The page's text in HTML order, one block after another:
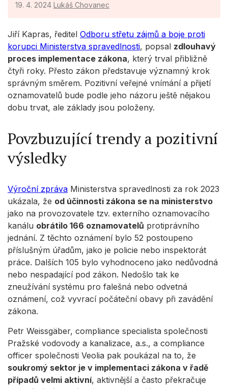
19. 4. 2024 Lukáš Chovanec
Jiří Kapras, ředitel Odboru střetu zájmů a boje proti
korupci Ministerstva spravedlnosti, popsal zdlouhavý
proces implementace zákona, který trval přibližně
čtyři roky. Přesto zákon představuje významný krok
správným směrem. Pozitivní veřejné vnímání a přijetí
oznamovatelů bude podle jeho názoru ještě nějakou
dobu trvat, ale základy jsou položeny.
Povzbuzující trendy a pozitivní
výsledky
Výroční zpráva Ministerstva spravedlnosti za rok 2023
ukázala, že od účinnosti zákona se na ministerstvo
jako na provozovatele tzv. externího oznamovacího
kanálu obrátilo 166 oznamovatelů protiprávního
jednání. Z těchto oznámení bylo 52 postoupeno
příslušným úřadům, jako je policie nebo inspektorát
práce. Dalších 105 bylo vyhodnoceno jako nedůvodná
nebo nespadající pod zákon. Nedošlo tak ke
zneužívání systému pro falešná nebo odvetná
oznámení, což vyvrací počáteční obavy při zavádění
zákona.
Petr Weissgäber, compliance specialista společnosti
Pražské vodovody a kanalizace, a.s., a compliance
officer společnosti Veolia pak poukázal na to, že
soukromý sektor je v implementaci zákona v řadě
případů velmi aktivní, aktivnější a často překračuje